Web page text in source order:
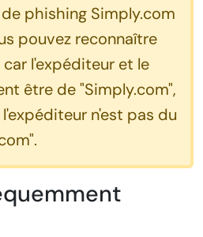
phishing Simply.com
pouvez reconnaître
l'expéditeur et le
être de "Simply.com",
n'est pas du